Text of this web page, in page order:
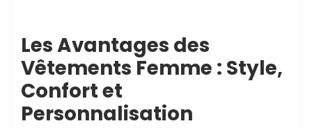
Les Avantages des
Vêtements Femme : Style,
Confort et
Personnalisation